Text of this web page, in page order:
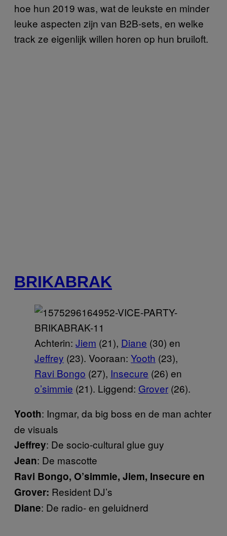
hoe hun 2019 was, wat de leukste en minder
leuke aspecten zijn van B2B-sets, en welke
track ze eigenlijk willen horen op hun bruiloft.
BRIKABRAK
Achterin: Jiem (21), Diane (30) en
Jeffrey (23). Vooraan: Yooth (23),
Ravi Bongo (27), Insecure (26) en
o’simmie (21). Liggend: Grover (26).
Yooth: Ingmar, da big boss en de man achter
de visuals
Jeffrey: De socio-cultural glue guy
Jean: De mascotte
Ravi Bongo, O’simmie, Jiem, Insecure en
Grover: Resident DJ’s
Diane: De radio- en geluidnerd